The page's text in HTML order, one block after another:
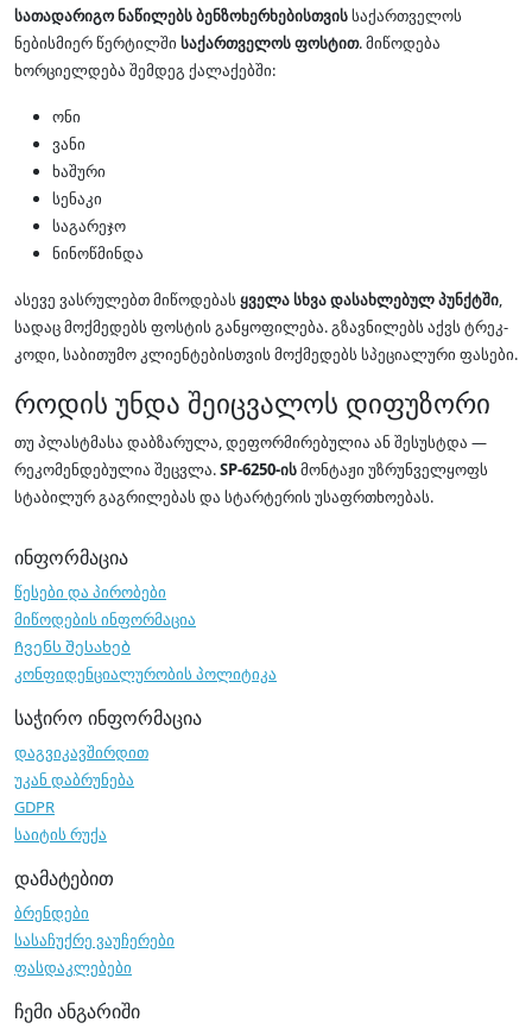
სათადარიგო ნაწილებს ბენზოხერხებისთვისსაქართველოს
ნებისმიერ წერტილში საქართველოს ფოსტით. მიწოდება
ხორციელდება შემდეგ ქალაქებში:
ონი
ვანი
ხაშური
სენაკი
საგარეჯო
ნინოწმინდა
ასევე ვასრულებთ მიწოდებას ყველა სხვა დასახლებულ პუნქტში,
სადაც მოქმედებს ფოსტის განყოფილება. გზავნილებს აქვს ტრეკ-
კოდი, საბითუმო კლიენტებისთვის მოქმედებს სპეციალური ფასები.
როდის უნდა შეიცვალოს დიფუზორი
თუ პლასტმასა დაბზარულა, დეფორმირებულია ან შესუსტდა —
რეკომენდებულია შეცვლა.SP-6250-ისმონტაჟი უზრუნველყოფს
სტაბილურ გაგრილებას და სტარტერის უსაფრთხოებას.
ინფორმაცია
წესები და პირობები
მიწოდების ინფორმაცია
Ჩვენს შესახებ
კონფიდენციალურობის პოლიტიკა
საჭირო ინფორმაცია
დაგვიკავშირდით
უკან დაბრუნება
GDPR
საიტის რუქა
დამატებით
ბრენდები
სასაჩუქრე ვაუჩერები
ფასდაკლებები
ჩემი ანგარიში